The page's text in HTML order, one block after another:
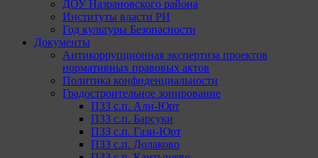
ДОУ Назрановского района
Институты власти РИ
Год культуры Безопасности
Документы
Антикоррупционная экспертиза проектов
нормативных правовых актов
Политика конфиденциальности
Градостроительное зонирование
ПЗЗ с.п. Али-Юрт
ПЗЗ с.п. Барсуки
ПЗЗ с.п. Гази-Юрт
ПЗЗ с.п. Долаково